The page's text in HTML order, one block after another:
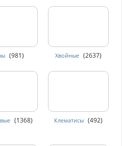
(981) Хвойные (2637)
(1368) Клематисы (492)